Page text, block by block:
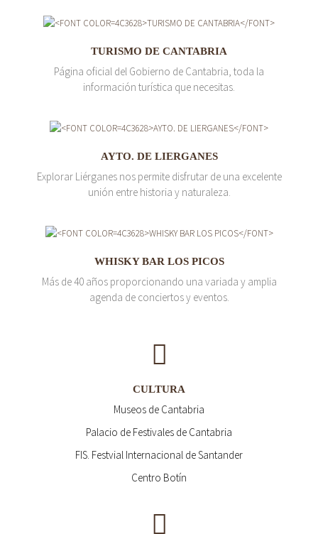
TURISMO DE CANTABRIA
Página oficial del Gobierno de Cantabria, toda la
información turística que necesitas.
AYTO. DE LIERGANES
Explorar Liérganes nos permite disfrutar de una excelente
unión entre historia y naturaleza.
WHISKY BAR LOS PICOS
Más de 40 años proporcionando una variada y amplia
agenda de conciertos y eventos.
CULTURA
Museos de Cantabria
Palacio de Festivales de Cantabria
FIS. Festvial Internacional de Santander
Centro Botín